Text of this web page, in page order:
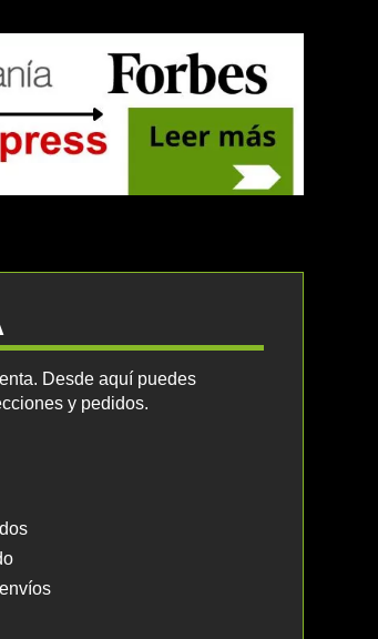
Desde aquí puedes
y pedidos.